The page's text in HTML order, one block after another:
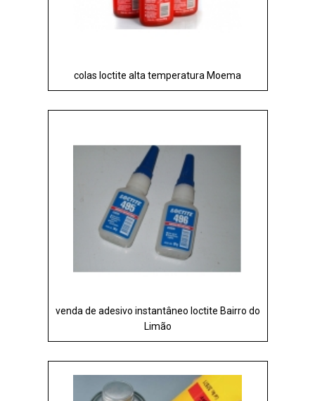
colas loctite alta temperatura Moema
venda de adesivo instantâneo loctite Bairro do
Limão